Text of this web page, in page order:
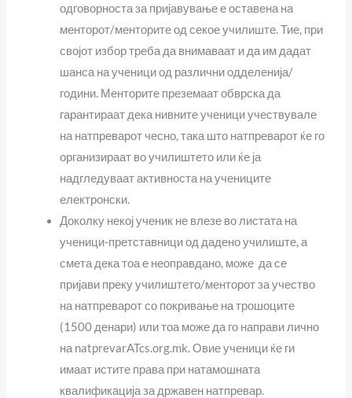
одговорноста за пријавување е оставена на
менторот/менторите од секое училиште. Тие, при
својот избор треба да внимаваат и да им дадат
шанса на ученици од различни одделенија/
години. Менторите преземаат обврска да
гарантираат дека нивните ученици учествувале
на натпреварот чесно, така што натпреварот ќе го
организираат во училиштето или ќе ја
надгледуваат активноста на учениците
електронски.
Доколку некој ученик не влезе во листата на
ученици-претставници од дадено училиште, а
смета дека тоа е неоправдано, може да се
пријави преку училиштето/менторот за учество
на натпреварот со покривање на трошоците
(1500 денари) или тоа може да го направи лично
на natprevarATcs.org.mk. Овие ученици ќе ги
имаат истите права при натамошната
квалификација за државен натпревар.